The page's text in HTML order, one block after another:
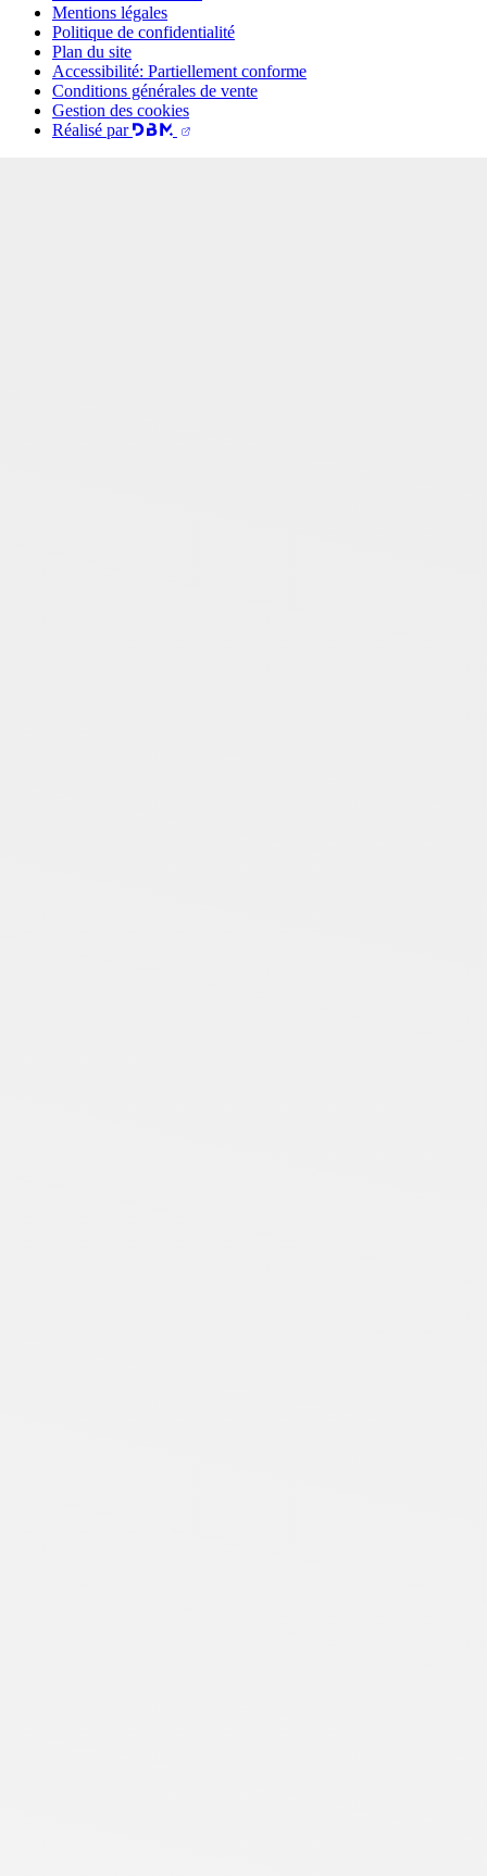
Mentions légales
Politique de confidentialité
Plan du site
Accessibilité: Partiellement conforme
Conditions générales de vente
Gestion des cookies
Réalisé par